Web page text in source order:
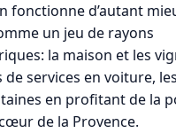
fonctionne d’autant
un jeu de rayons
la maison et les
de services en voiture,
en profitant de la
cœur de la Provence.